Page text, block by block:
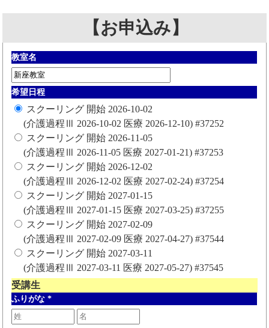
【お申込み】
教室名
希望日程
スクーリング 開始 2026-10-02
(介護過程Ⅲ 2026-10-02 医療 2026-12-10) #37252
スクーリング 開始 2026-11-05
(介護過程Ⅲ 2026-11-05 医療 2027-01-21) #37253
スクーリング 開始 2026-12-02
(介護過程Ⅲ 2026-12-02 医療 2027-02-24) #37254
スクーリング 開始 2027-01-15
(介護過程Ⅲ 2027-01-15 医療 2027-03-25) #37255
スクーリング 開始 2027-02-09
(介護過程Ⅲ 2027-02-09 医療 2027-04-27) #37544
スクーリング 開始 2027-03-11
(介護過程Ⅲ 2027-03-11 医療 2027-05-27) #37545
受講生
ふりがな *